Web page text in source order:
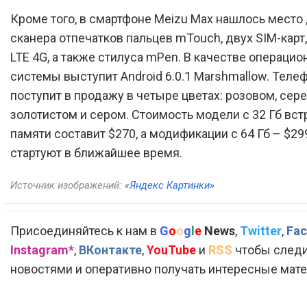
Кроме того, в смартфоне Meizu Max нашлось место
сканера отпечатков пальцев mTouch, двух SIM-
LTE 4G, а также стилуса mPen. В качестве
системы выступит Android 6.0.1 Marshmallow.
поступит в продажу в четыре цветах: розовом,
золотистом и сером. Стоимость модели с 32 Гб
памяти составит $270, а модификации с 64 Гб –
стартуют в ближайшее время.
Источник изображений: «Яндекс Картинки»
Присоединяйтесь к нам в Google News, Twitter,
Instagram*, ВКонтакте,YouTube и RSS чтобы
новостями и оперативно получать интересные